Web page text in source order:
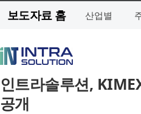
보도자료 홈 산업별
인트라솔루션,
공개